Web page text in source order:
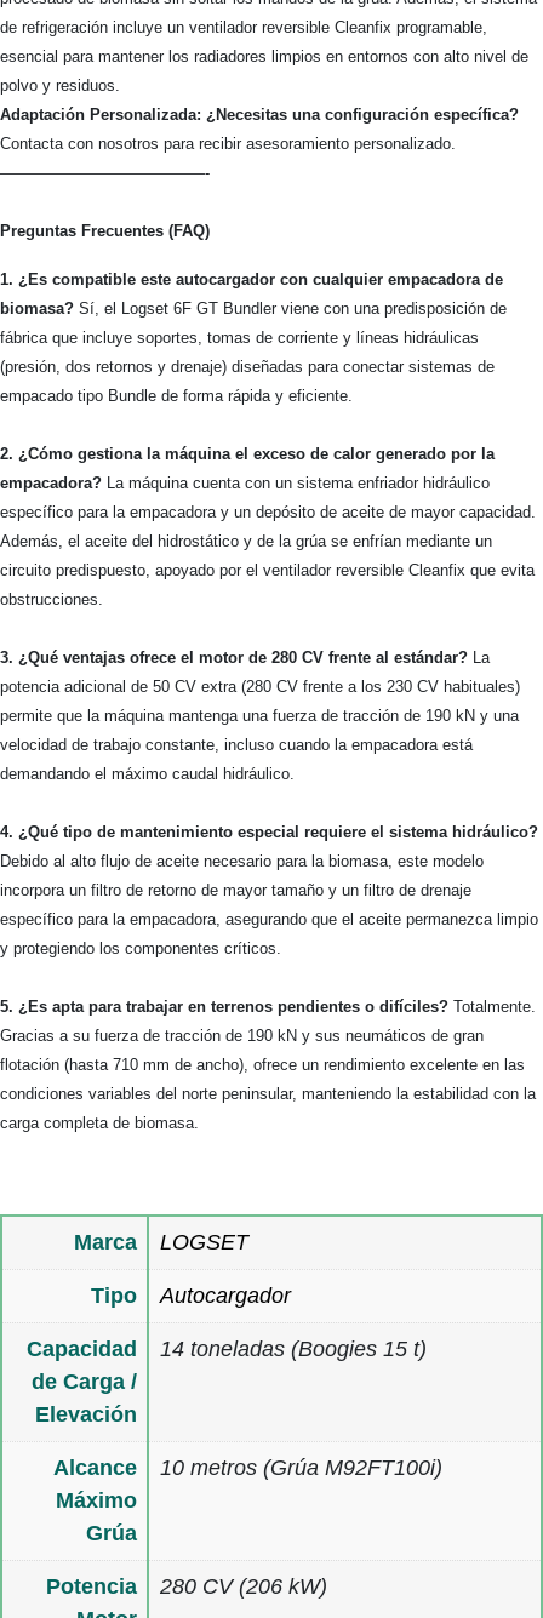
de refrigeración incluye un ventilador reversible Cleanfix programable,
esencial para mantener los radiadores limpios en entornos con alto nivel de
polvo y residuos.
Adaptación Personalizada: ¿Necesitas una configuración específica?
Contacta con nosotros para recibir asesoramiento personalizado.
—————————————-
Preguntas Frecuentes (FAQ)
1. ¿Es compatible este autocargador con cualquier empacadora de
biomasa? Sí, el Logset 6F GT Bundler viene con una predisposición de
fábrica que incluye soportes, tomas de corriente y líneas hidráulicas
(presión, dos retornos y drenaje) diseñadas para conectar sistemas de
empacado tipo Bundle de forma rápida y eficiente.
2. ¿Cómo gestiona la máquina el exceso de calor generado por la
empacadora? La máquina cuenta con un sistema enfriador hidráulico
específico para la empacadora y un depósito de aceite de mayor capacidad.
Además, el aceite del hidrostático y de la grúa se enfrían mediante un
circuito predispuesto, apoyado por el ventilador reversible Cleanfix que evita
obstrucciones.
3. ¿Qué ventajas ofrece el motor de 280 CV frente al estándar? La
potencia adicional de 50 CV extra (280 CV frente a los 230 CV habituales)
permite que la máquina mantenga una fuerza de tracción de 190 kN y una
velocidad de trabajo constante, incluso cuando la empacadora está
demandando el máximo caudal hidráulico.
4. ¿Qué tipo de mantenimiento especial requiere el sistema hidráulico?
Debido al alto flujo de aceite necesario para la biomasa, este modelo
incorpora un filtro de retorno de mayor tamaño y un filtro de drenaje
específico para la empacadora, asegurando que el aceite permanezca limpio
y protegiendo los componentes críticos.
5. ¿Es apta para trabajar en terrenos pendientes o difíciles? Totalmente.
Gracias a su fuerza de tracción de 190 kN y sus neumáticos de gran
flotación (hasta 710 mm de ancho), ofrece un rendimiento excelente en las
condiciones variables del norte peninsular, manteniendo la estabilidad con la
carga completa de biomasa.
Marca LOGSET
Tipo Autocargador
Capacidad
de Carga /
Elevación
14 toneladas (Boogies 15 t)
Alcance
Máximo
Grúa
10 metros (Grúa M92FT100i)
Potencia
280 CV (206 kW)